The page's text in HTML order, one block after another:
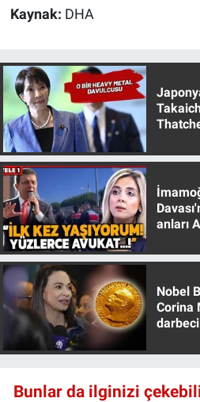
Kaynak: DHA
anları
Nobel
Corina
darbeci
Bunlar da ilginizi